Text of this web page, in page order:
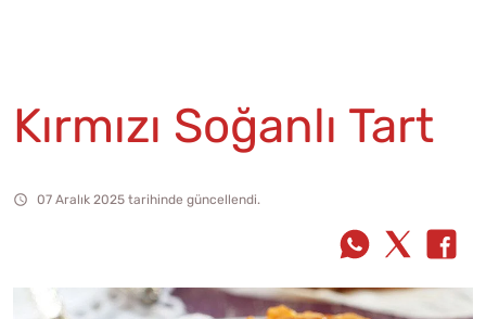
Kırmızı Soğanlı Tart
07 Aralık 2025 tarihinde güncellendi.